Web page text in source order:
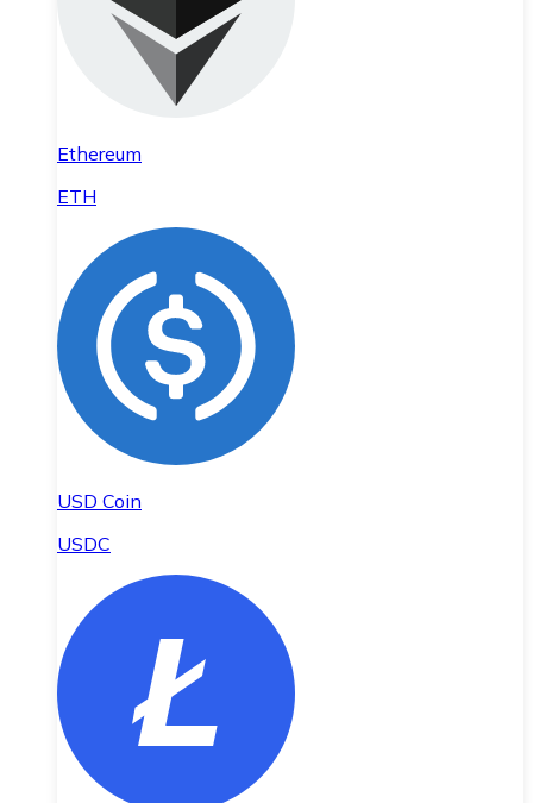
Ethereum
ETH
USD Coin
USDC